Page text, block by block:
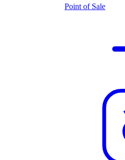
Point of Sale